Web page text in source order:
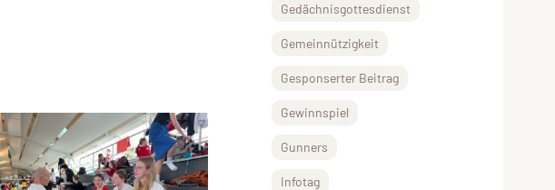
Gedächnisgottesdienst
Gemeinnützigkeit
Gesponserter Beitrag
Gewinnspiel
Gunners
Infotag